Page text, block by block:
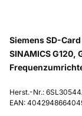
Siemens SD-
SINAMICS G120,
Herst.-Nr.:
EAN: